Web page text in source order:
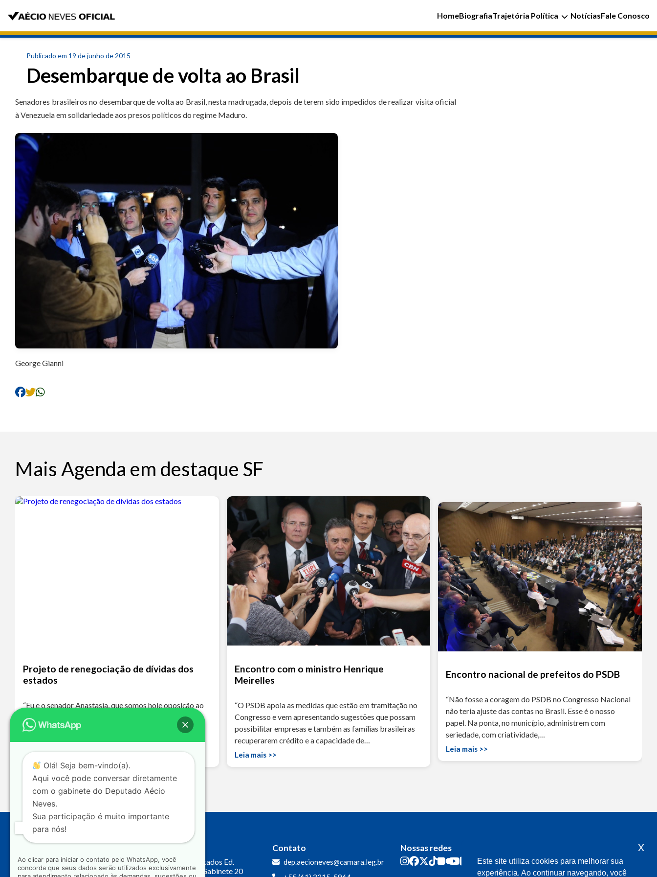
HomeBiografiaTrajetória Política NotíciasFale Conosco
Publicado em 19 de junho de 2015
Desembarque de volta ao Brasil
Senadores brasileiros no desembarque de volta ao Brasil, nesta madrugada, depois de terem sido impedidos de realizar visita oficial
à Venezuela em solidariedade aos presos políticos do regime Maduro.
George Gianni
Mais Agenda em destaque SF
Projeto de renegociação de dívidas dos
estados
“Eu e o senador Anastasia, que somos hoje oposição ao
governo de Minas Gerais, que é de um partido de
oposição ao nosso, o PT, votaremos a favor dessa
proposta…
Leia mais >>
Encontro com o ministro Henrique
Meirelles
“O PSDB apoia as medidas que estão em tramitação no
Congresso e vem apresentando sugestões que possam
possibilitar empresas e também as famílias brasileiras
recuperarem crédito e a capacidade de…
Leia mais >>
Encontro nacional de prefeitos do PSDB
“Não fosse a coragem do PSDB no Congresso Nacional
não teria ajuste das contas no Brasil. Esse é o nosso
papel. Na ponta, no município, administrem com
seriedade, com criatividade,…
Leia mais >>
Câmara dos Deputados Ed.
Principal, Ala C – Gabinete 20
Contato
dep.aecioneves@camara.leg.br
Nossas redes
Olá! Seja bem-vindo(a).
Aqui você pode conversar diretamente
com o gabinete do Deputado Aécio
Neves.
Sua participação é muito importante
para nós!
Ao clicar para iniciar o contato pelo WhatsApp, você
concorda que seus dados serão utilizados exclusivamente
Este site utiliza cookies para melhorar sua
experiência. Ao continuar navegando, você
x